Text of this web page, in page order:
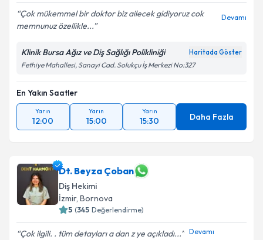
Kişisel verilerimin işlenmesine ilişkinAydınlatma
Metni'ni okudum ve kişisel verilerimin belirtilen
Çok mükemmel bir doktor biz ailecek gidiyoruz cok
memnunuz özellikle...
Devamı
Klinik Bursa Ağız ve Diş Sağlığı Polikliniği Haritada Göster
Fethiye Mahallesi, Sanayi Cad. Solukçu İş Merkezi No:327
En Yakın Saatler
Yarın
12:00
Yarın
15:00
Yarın
15:30 Daha Fazla
Dt. Beyza Çoban
Diş Hekimi
İzmir, Bornova
5 (345 Değerlendirme)
Çok ilgili. . tüm detayları a dan z ye açıkladı... Devamı